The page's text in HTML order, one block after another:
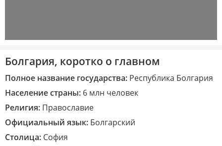
Болгария, коротко о главном
Полное название государства: Республика Болгария
Население страны: 6 млн человек
Религия: Православие
Официальный язык: Болгарский
Столица: София